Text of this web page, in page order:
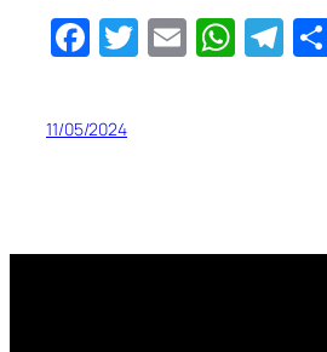
Facebook
Twitter
Email
11/05/2024